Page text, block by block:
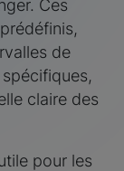
Ces
de
claire des
pour les